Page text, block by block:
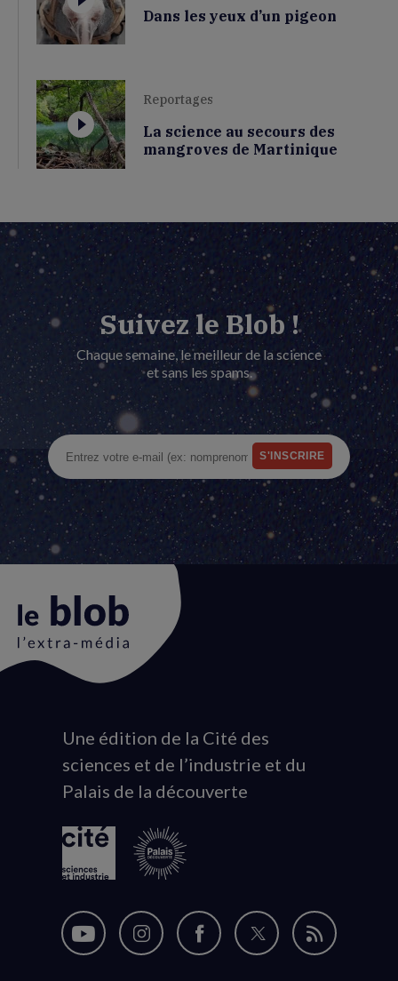
Dans les yeux d’un pigeon
Reportages
La science au secours des
mangroves de Martinique
Suivez le Blob !
Chaque semaine, le meilleur de la science
et sans les spams.
Animation
du
logo
Une édition de la Cité des
sciences et de l’industrie et du
Palais de la découverte
Nous
Nous
Nous
Nous
Flux